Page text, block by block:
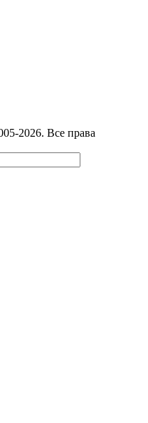
2026. Все права